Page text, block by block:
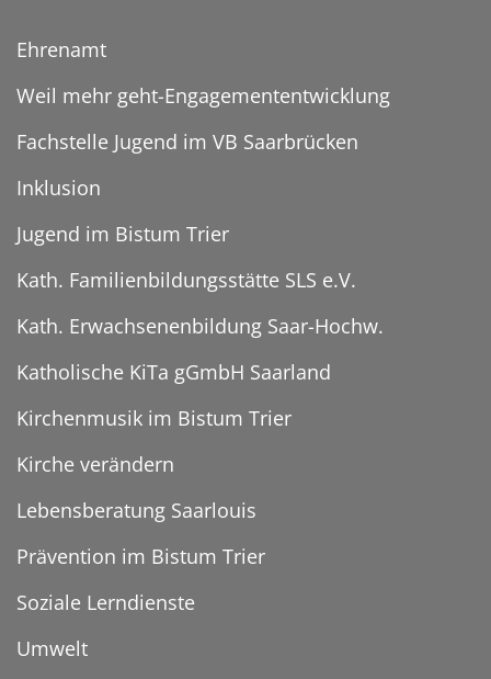
Ehrenamt
Weil mehr geht-Engagemententwicklung
Fachstelle Jugend im VB Saarbrücken
Inklusion
Jugend im Bistum Trier
Kath. Familienbildungsstätte SLS e.V.
Kath. Erwachsenenbildung Saar-Hochw.
Katholische KiTa gGmbH Saarland
Kirchenmusik im Bistum Trier
Kirche verändern
Lebensberatung Saarlouis
Prävention im Bistum Trier
Soziale Lerndienste
Umwelt